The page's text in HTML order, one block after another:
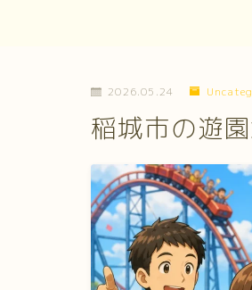
2026.05.24
稲城市の遊